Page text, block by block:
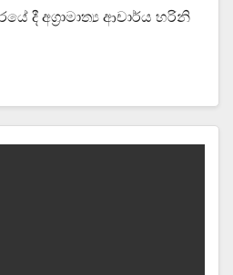
දී අග්‍රාමාත්‍ය ආචාර්ය හරිනි